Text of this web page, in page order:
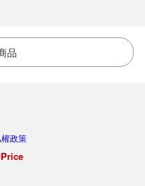
品
政策